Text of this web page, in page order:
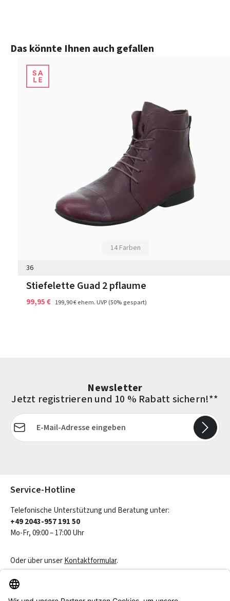
Produktgalerie überspringen
Das könnte Ihnen auch gefallen
14 Farben
36
Stiefelette Guad 2 pflaume
99,95 € 199,90 €ehem. UVP(50% gespart)
Newsletter
Jetzt registrieren und 10 % Rabatt sichern!**
E-Mail-Adresse*
Service-Hotline
Telefonische Unterstützung und Beratung unter:
+49 2043-957 191 50
Mo-Fr, 09:00 – 17:00 Uhr
Oder über unserKontaktformular.